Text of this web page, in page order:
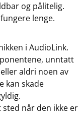
og pålitelig.
lenge.
i AudioLink.
unntatt
aldri noen av
kan skade
når den ikke er